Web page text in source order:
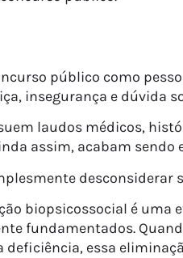
público como
insegurança e dúvida
laudos médicos,
assim, acabam
biopsicossocial é
fundamentados.
essa